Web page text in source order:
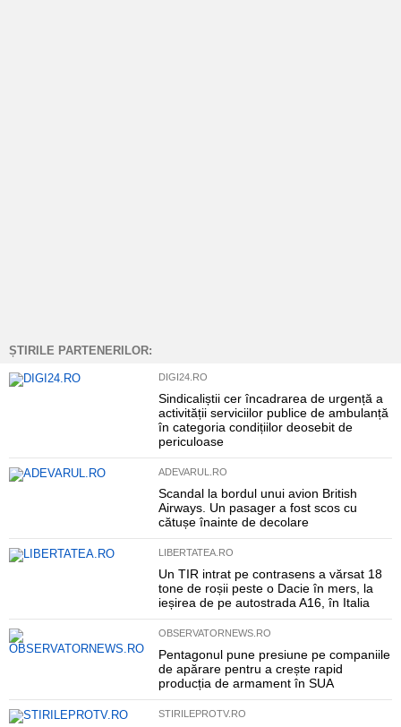
ȘTIRILE PARTENERILOR:
DIGI24.RO
Sindicaliștii cer încadrarea de urgență a
activității serviciilor publice de ambulanță
în categoria condițiilor deosebit de
periculoase
ADEVARUL.RO
Scandal la bordul unui avion British
Airways. Un pasager a fost scos cu
cătușe înainte de decolare
LIBERTATEA.RO
Un TIR intrat pe contrasens a vărsat 18
tone de roșii peste o Dacie în mers, la
ieșirea de pe autostrada A16, în Italia
OBSERVATORNEWS.RO
Pentagonul pune presiune pe companiile
de apărare pentru a crește rapid
producția de armament în SUA
STIRILEPROTV.RO